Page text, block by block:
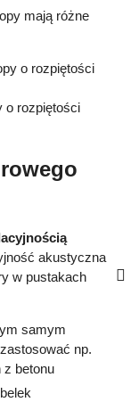
mają różne
o rozpiętości
akustyczna
w pustakach
samym
np.
z betonu